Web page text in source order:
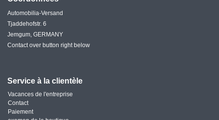
Automobilia-Versand
Tjaddehofstr. 6
Jemgum, GERMANY
Contact over button right below
Service à la clientèle
Vacances de l'entreprise
Contact
Paiement